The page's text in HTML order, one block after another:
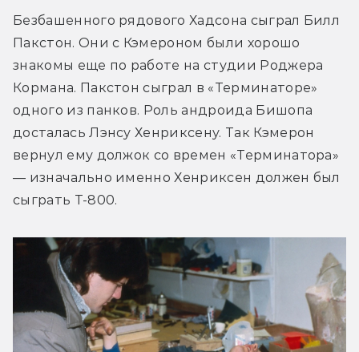
Безбашенного рядового Хадсона сыграл Билл
Пакстон. Они с Кэмероном были хорошо
знакомы еще по работе на студии Роджера
Кормана. Пакстон сыграл в «Терминаторе»
одного из панков. Роль андроида Бишопа
досталась Лэнсу Хенриксену. Так Кэмерон
вернул ему должок со времен «Терминатора»
— изначально именно Хенриксен должен был
сыграть Т-800.